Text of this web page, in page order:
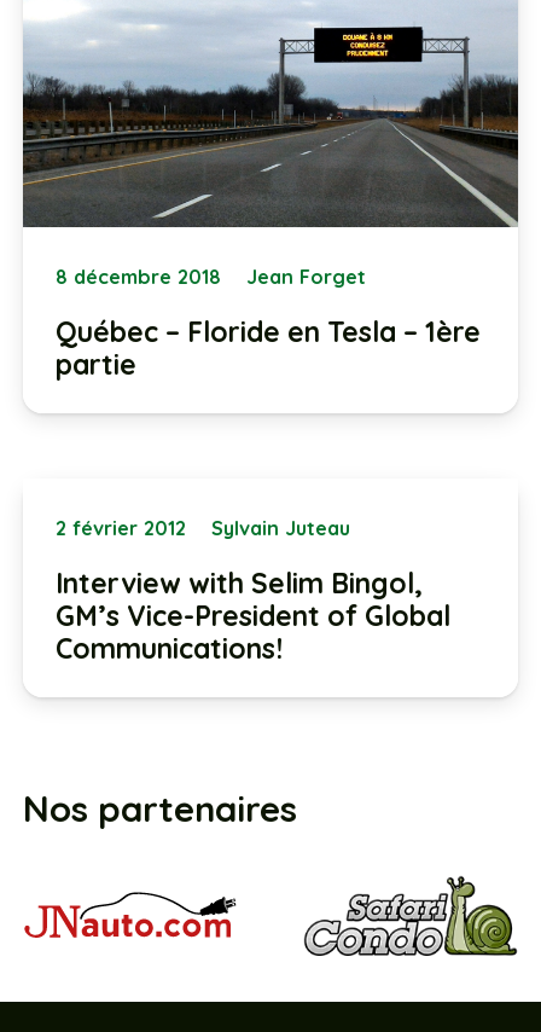
8 décembre 2018 Jean Forget
Québec – Floride en Tesla – 1ère
partie
2 février 2012 Sylvain Juteau
Interview with Selim Bingol,
GM’s Vice-President of Global
Communications!
Nos partenaires